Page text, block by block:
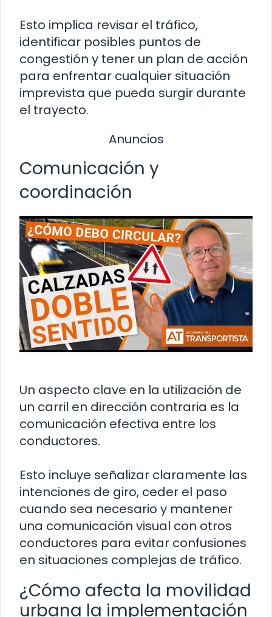
Esto implica revisar el tráfico,
identificar posibles puntos de
congestión y tener un plan de acción
para enfrentar cualquier situación
imprevista que pueda surgir durante
el trayecto.
Anuncios
Comunicación y
coordinación
Un aspecto clave en la utilización de
un carril en dirección contraria es la
comunicación efectiva entre los
conductores.
Esto incluye señalizar claramente las
intenciones de giro, ceder el paso
cuando sea necesario y mantener
una comunicación visual con otros
conductores para evitar confusiones
en situaciones complejas de tráfico.
¿Cómo afecta la movilidad
urbana la implementación